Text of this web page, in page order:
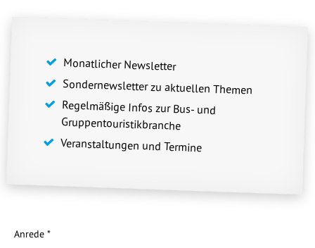
Monatlicher Newsletter
Sondernewsletter zu aktuellen Themen
Regelmäßige Infos zur Bus- und
Gruppentouristikbranche
Veranstaltungen und Termine
Anrede *